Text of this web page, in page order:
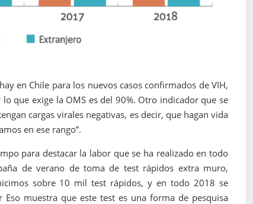
en Chile para los nuevos casos confirmados de VIH,
lo que exige la OMS es del 90%. Otro indicador que se
cargas virales negativas, es decir, que hagan vida
en ese rango”.
para destacar la labor que se ha realizado en todo
de verano de toma de test rápidos extra muro,
sobre 10 mil test rápidos, y en todo 2018 se
muestra que este test es una forma de pesquisa